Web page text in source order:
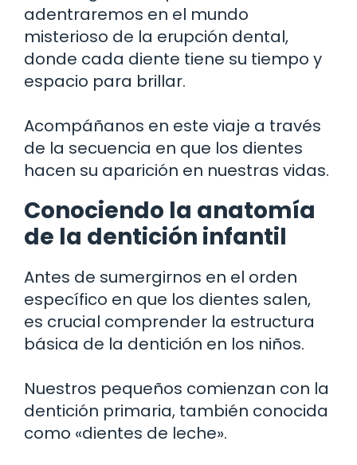
adentraremos en el mundo
misterioso de la erupción dental,
donde cada diente tiene su tiempo y
espacio para brillar.
Acompáñanos en este viaje a través
de la secuencia en que los dientes
hacen su aparición en nuestras vidas.
Conociendo la anatomía
de la dentición infantil
Antes de sumergirnos en el orden
específico en que los dientes salen,
es crucial comprender la estructura
básica de la dentición en los niños.
Nuestros pequeños comienzan con la
dentición primaria, también conocida
como «dientes de leche».